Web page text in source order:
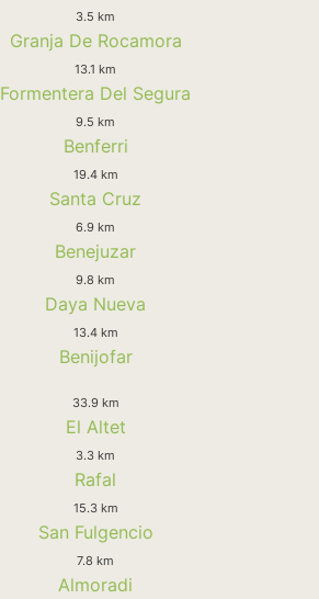
3.5 km
Granja De Rocamora
13.1 km
Formentera Del Segura
9.5 km
Benferri
19.4 km
Santa Cruz
6.9 km
Benejuzar
9.8 km
Daya Nueva
13.4 km
Benijofar
33.9 km
El Altet
3.3 km
Rafal
15.3 km
San Fulgencio
7.8 km
Almoradi